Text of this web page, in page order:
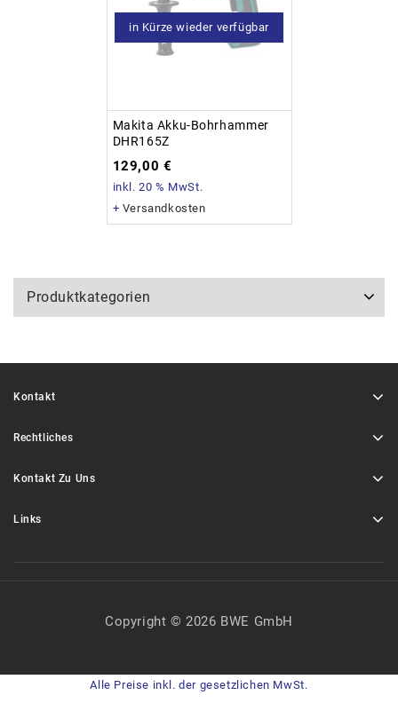
in Kürze wieder verfügbar
Makita Akku-Bohrhammer
DHR165Z
129,00 €
inkl. 20 % MwSt.
+ Versandkosten
Produktkategorien
Kontakt
Rechtliches
Kontakt Zu Uns
Links
Copyright © 2026 BWE GmbH
Alle Preise inkl. der gesetzlichen MwSt.